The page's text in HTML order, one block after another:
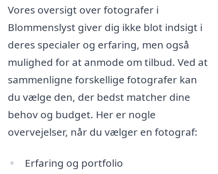
Vores oversigt over fotografer i
Blommenslyst giver dig ikke blot indsigt i
deres specialer og erfaring, men også
mulighed for at anmode om tilbud. Ved at
sammenligne forskellige fotografer kan
du vælge den, der bedst matcher dine
behov og budget. Her er nogle
overvejelser, når du vælger en fotograf:
Erfaring og portfolio